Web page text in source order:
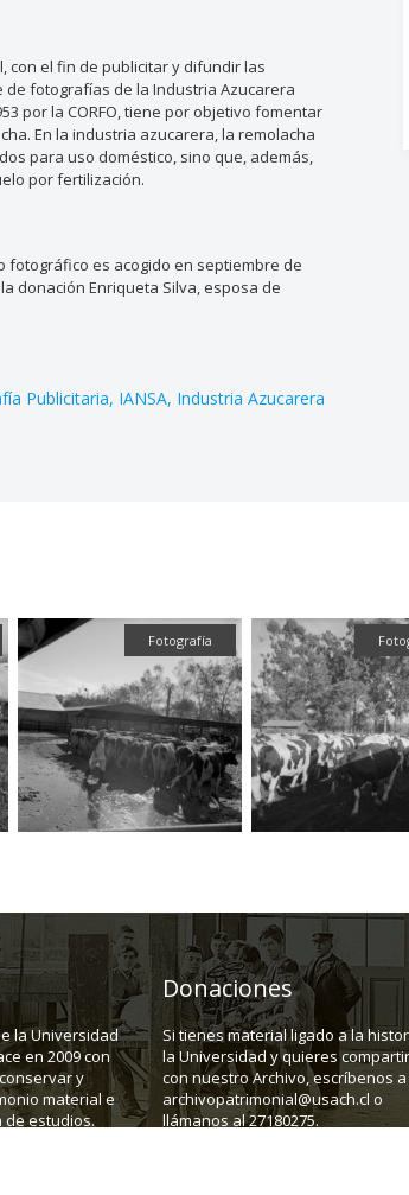
con el fin de publicitar y difundir las
de fotografías de la Industria Azucarera
por la CORFO, tiene por objetivo fomentar
En la industria azucarera, la remolacha
para uso doméstico, sino que, además,
por fertilización.
fotográfico es acogido en septiembre de
donación Enriqueta Silva, esposa de
Publicitaria IANSA Industria Azucarera
Fotografía Fotografía
la Universidad
en 2009 con
y
material e
de estudios.
Donaciones
Si tienes material ligado a la
la Universidad y quieres
con nuestro Archivo, escríbenos a
archivopatrimonial@usach.cl o
llámanos al 27180275.